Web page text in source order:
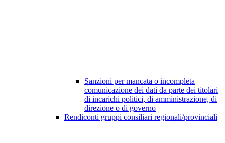
Sanzioni per mancata o incompleta
comunicazione dei dati da parte dei titolari
di incarichi politici, di amministrazione, di
direzione o di governo
Rendiconti gruppi consiliari regionali/provinciali